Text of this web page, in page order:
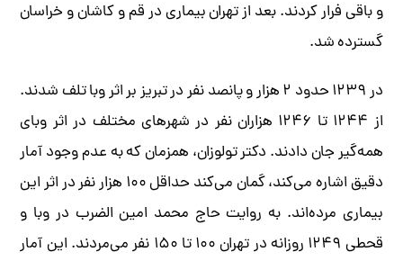
و باقی فرار کردند. بعد از تهران بیماری در قم و کاشان و خراسان
گسترده شد.
در ۱۲۳۹ حدود ۲ هزار و پانصد نفر در تبریز بر اثر وبا تلف شدند.
از ۱۲۴۴ تا ۱۲۴۶ هزاران نفر در شهرهای مختلف در اثر وبای
همه‌گیر جان دادند. دکتر تولوزان، همزمان که به عدم وجود آمار
دقیق اشاره می‌کند، گمان می‌کند حداقل ۱۰۰ هزار نفر در اثر این
بیماری مرده‌اند. به روایت حاج محمد امین الضرب در وبا و
قحطی ۱۲۴۹ روزانه در تهران ۱۰۰ تا ۱۵۰ نفر می‌مردند. این آمار